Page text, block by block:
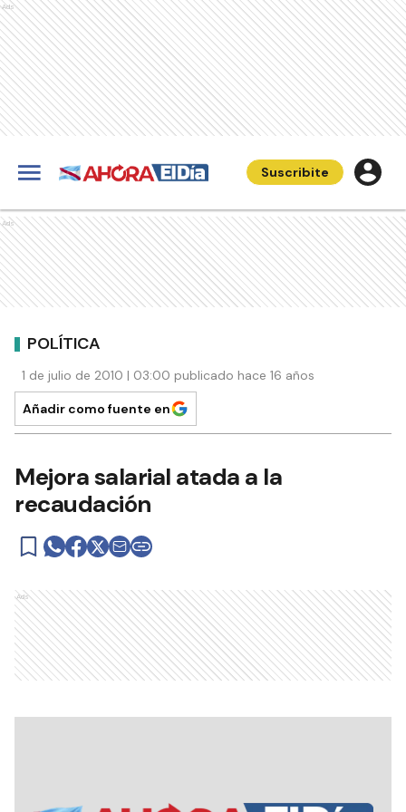
Ads
Suscribite
Ads
POLÍTICA
1 de julio de 2010 | 03:00 publicado hace 16 años
Añadir como fuente en
Mejora salarial atada a la
recaudación
Ads